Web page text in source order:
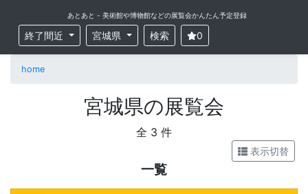
あとあと - 美術館や博物館などの展覧会かんたん予定登録
終了間近 宮城県 検索 0
home
宮城県の展覧会
全 3 件
表示切替
一覧